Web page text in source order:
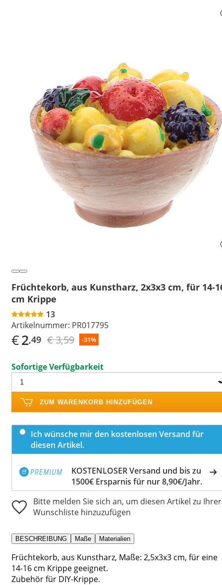
Früchtekorb, aus Kunstharz, 2x3x3 cm, für 14-
cm Krippe
13
Artikelnummer: PR017795
€2,49 € 3,59 -31%
Sofortige Verfügbarkeit
ZUM WARENKORB HINZUFÜGEN
Ich wünsche mir den kostenlosen Versand für
diesen Artikel.
KOSTENLOSER Versand und bis zu
1500€ Ersparnis für nur 8,90€/Jahr.
Bitte melden Sie sich an, um diesen Artikel zu Ihrer
Wunschliste hinzuzufügen
BESCHREIBUNG Maße Materialien
Früchtekorb, aus Kunstharz, Maße: 2,5x3x3 cm, für eine
14-16 cm Krippe geeignet.
Zubehör für DIY-Krippe.